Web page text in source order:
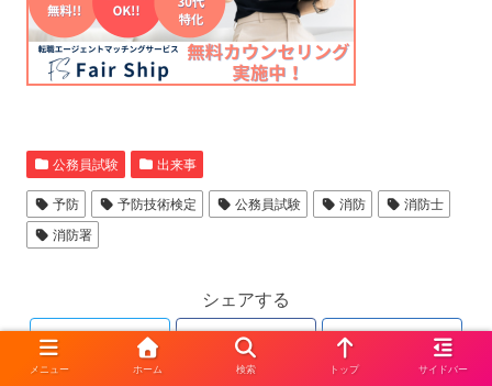
公務員試験 出来事
予防 予防技術検定 公務員試験 消防
消防士
消防署
シェアする
Facebook
メニュー ホーム 検索 トップ サイドバー